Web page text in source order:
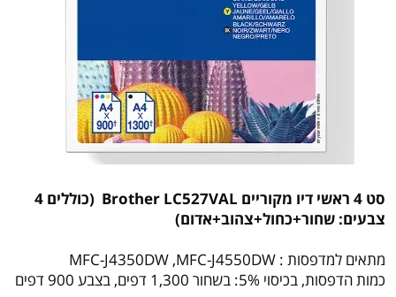
סט 4 ראשי דיו מקוריים Brother LC527VAL (כוללים 4
צבעים: שחור+כחול+צהוב+אדום)
מתאים למדפסות :
MFC-J4350DW ,MFC-J4550DW
כמות הדפסות, בכיסוי 5%: בשחור 1,300 דפים, בצבע 900 דפים